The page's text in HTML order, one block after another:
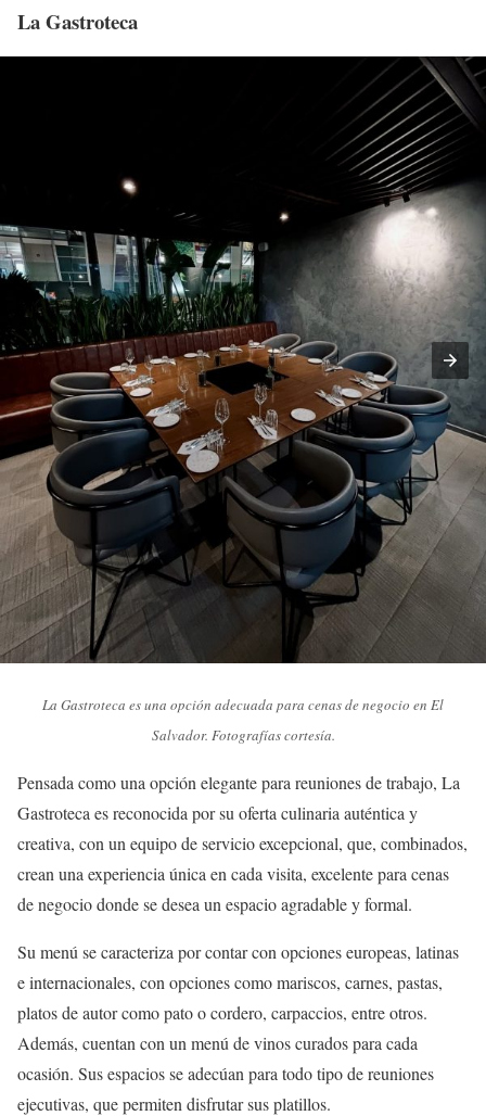
La Gastroteca
La Gastroteca es una opción adecuada para cenas de negocio en El
Salvador. Fotografías cortesía.
Pensada como una opción elegante para reuniones de trabajo, La
Gastroteca es reconocida por su oferta culinaria auténtica y
creativa, con un equipo de servicio excepcional, que, combinados,
crean una experiencia única en cada visita, excelente para cenas
de negocio donde se desea un espacio agradable y formal.
Su menú se caracteriza por contar con opciones europeas, latinas
e internacionales, con opciones como mariscos, carnes, pastas,
platos de autor como pato o cordero, carpaccios, entre otros.
Además, cuentan con un menú de vinos curados para cada
ocasión. Sus espacios se adecúan para todo tipo de reuniones
ejecutivas, que permiten disfrutar sus platillos.